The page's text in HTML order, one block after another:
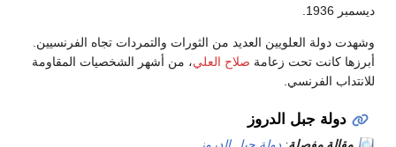
ديسمبر 1936.
وشهدت دولة العلويين العديد من الثورات والتمردات تجاه الفرنسيين.
أبرزها كانت تحت زعامة صلاح العلي، من أشهر الشخصيات المقاومة
للانتداب الفرنسي.
دولة جبل الدروز